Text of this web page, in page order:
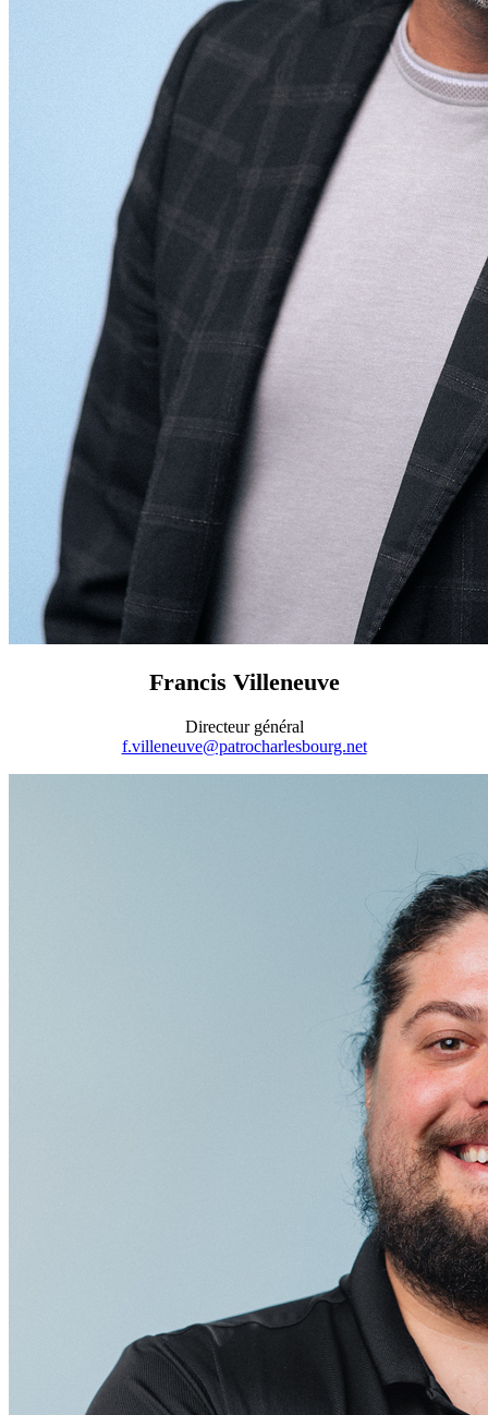
Francis Villeneuve
Directeur général
f.villeneuve@patrocharlesbourg.net